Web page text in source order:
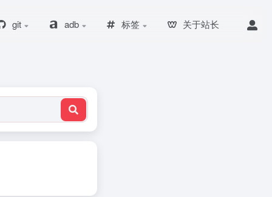
git adb 标签 关于站长